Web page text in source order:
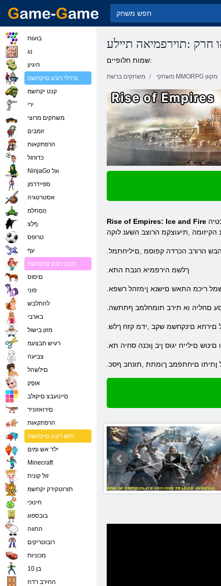
חרק :תוירפמיאה תיילע
שמות חלופיים:
משחקים ברשת משחקי MMORPG מקוון
Rise of Empires: Ice and Fire
הקיזומה ,תיעוצקמ הרוצב השענ לוקה
הרורב הכרדה קפוסמ ,םיליחתמל
.ךלשמ הירפמיא הנבת התא
ריכמ התאש םישנא ןימזהל רשפא
םחליה וא תירב תומחלמב ףתתשה
םירחא םינקחשמ שקב ,ידמ קזח ךלש
םילייח יגוס ןיב ןוכנה סחיה תא
ןתיתו םיחתפמב ךומתת ,תונחב ףסכ
בועות
נג
היגיון
םידלי רובע םיקחשמ
קנט יקחשמ
ירי
משחקים מרוצי
זומבים
הרפתקאות
כדורגל
NinjaGo וגל
ספיידרמן
אסטרטגיה
הָמָחלִמ
ףָלַצ
טרופס
עף
תונב רובע םיקחשמ
םיסוס
פוני
להתלבש
בארבי
מזון בישול
רעיש תבצעמ
צביעה
םילשהל
אּופָק
םיינועבצ םיקולב
םירואזוניד
הרפתקאות
יתש רובע םיקחשמ
ילד אש ומים
Minecraft
זול קונית
תורוטקירק יקחשמ
חינוכי
בובספוג
החווה
רובוטריקים
מכוניות
בן 10
החירב רדח